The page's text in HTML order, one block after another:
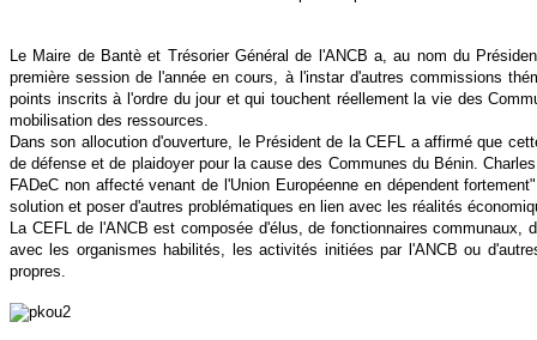
Le Maire de Bantè et Trésorier Général de l'ANCB a, au nom du
première session de l'année en cours, à l'instar d'autres commissions
points inscrits à l'ordre du jour et qui touchent réellement la vie des
mobilisation des ressources.
Dans son allocution d'ouverture, le Président de la CEFL a affirmé que
de défense et de plaidoyer pour la cause des Communes du Bénin.
FADeC non affecté venant de l'Union Européenne en dépendent
solution et poser d'autres problématiques en lien avec les réalités
La CEFL de l'ANCB est composée d'élus, de fonctionnaires
avec les organismes habilités, les activités initiées par l'ANCB ou
propres.